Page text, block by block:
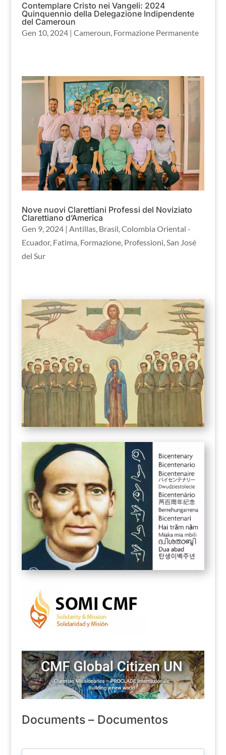
Contemplare Cristo nei Vangeli: 2024
Quinquennio della Delegazione Indipendente
del Cameroun
Gen 10, 2024| Cameroun, Formazione Permanente
Nove nuovi Clarettiani Professi del Noviziato
Clarettiano d’America
Gen 9, 2024| Antillas, Brasil,Colombia Oriental -
Ecuador, Fatima, Formazione, Professioni,San José
del Sur
Documents – Documentos